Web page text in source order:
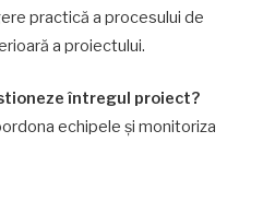
practică a procesului de
a proiectului.
întregul proiect?
echipele și monitoriza